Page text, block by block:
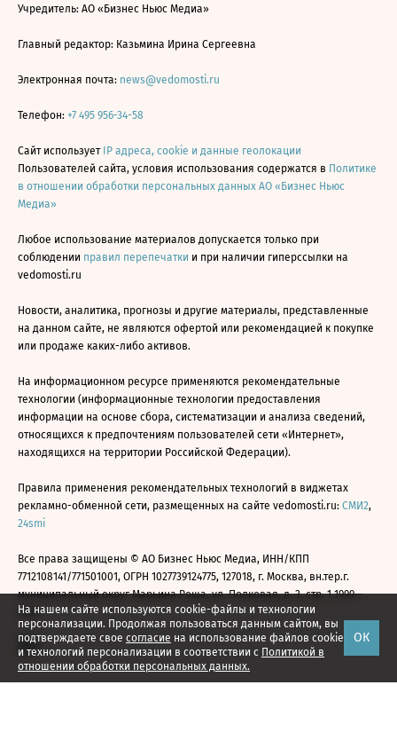
На нашем сайте используются cookie-файлы и технологии
персонализации. Продолжая пользоваться данным сайтом, вы
подтверждаете свое согласие на использование файлов cookie
и технологий персонализации в соответствии с Политикой в
отношении обработки персональных данных.
ОК
Учредитель: АО «Бизнес Ньюс Медиа»
Главный редактор: Казьмина Ирина Сергеевна
Электронная почта: news@vedomosti.ru
Телефон: +7 495 956-34-58
Сайт использует IP адреса, cookie и данные геолокации
Пользователей сайта, условия использования содержатся в Политике
в отношении обработки персональных данных АО «Бизнес Ньюс
Медиа»
Любое использование материалов допускается только при
соблюдении правил перепечатки и при наличии гиперссылки на
vedomosti.ru
Новости, аналитика, прогнозы и другие материалы, представленные
на данном сайте, не являются офертой или рекомендацией к покупке
или продаже каких-либо активов.
На информационном ресурсе применяются рекомендательные
технологии (информационные технологии предоставления
информации на основе сбора, систематизации и анализа сведений,
относящихся к предпочтениям пользователей сети «Интернет»,
находящихся на территории Российской Федерации).
Правила применения рекомендательных технологий в виджетах
рекламно-обменной сети, размещенных на сайте vedomosti.ru: СМИ2,
24smi
Все права защищены © АО Бизнес Ньюс Медиа, ИНН/КПП
7712108141/771501001, ОГРН 1027739124775, 127018, г. Москва, вн.тер.г.
муниципальный округ Марьина Роща, ул. Полковая, д. 3, стр. 1 1999—
2026